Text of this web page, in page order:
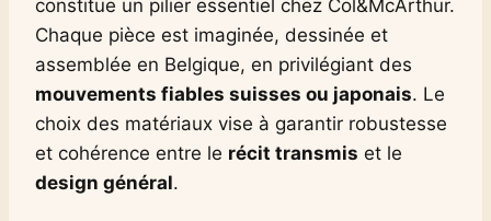
constitue un pilier essentiel chez Col&McArthur.
Chaque pièce est imaginée, dessinée et
assemblée en Belgique, en privilégiant des
mouvements fiables suisses ou japonais. Le
choix des matériaux vise à garantir robustesse
et cohérence entre le récit transmis et le
design général.